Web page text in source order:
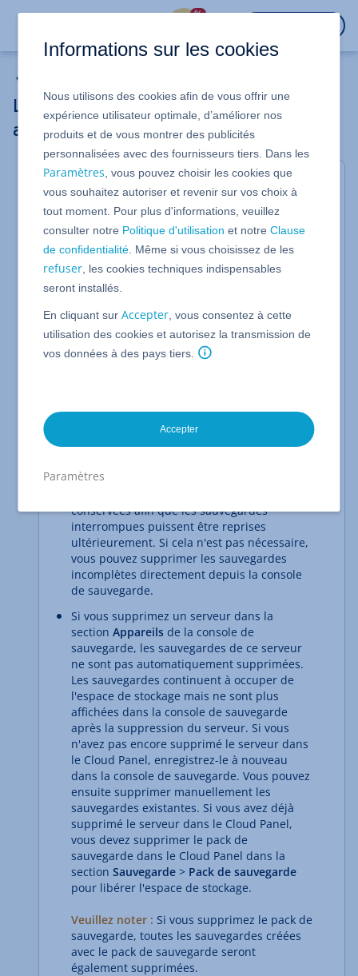
%
L'espace de stockage occupé n'est pas
affiché correctement
Si vous supprimez des sauvegardes et que l'espace
par la suite, cela peut être dû aux causes suivantes
Le calcul de l'espace occupé est différé si
bien que l'espace mémoire ne s'affiche
Si vous supprimez des sauvegardes
individuelles ("Recovery Points") d'une
archive, l'espace concerné ne sera pas
Les sauvegardes incomplètes peuvent
affichées dans la console de sauvegarde.
conservées afin que les sauvegardes
interrompues puissent être reprises
ultérieurement. Si cela n'est pas nécessaire,
vous pouvez supprimer les sauvegardes
incomplètes directement depuis la console
de sauvegarde.
Si vous supprimez un serveur dans la
section Appareils de la console de
sauvegarde, les sauvegardes de ce serveur
ne sont pas automatiquement supprimées.
Les sauvegardes continuent à occuper de
l'espace de stockage mais ne sont plus
affichées dans la console de sauvegarde
après la suppression du serveur. Si vous
n'avez pas encore supprimé le serveur dans
le Cloud Panel, enregistrez-le à nouveau
dans la console de sauvegarde. Vous pouvez
ensuite supprimer manuellement les
sauvegardes existantes. Si vous avez déjà
supprimé le serveur dans le Cloud Panel,
vous devez supprimer le pack de
sauvegarde dans le Cloud Panel dans la
section Sauvegarde > Pack de sauvegarde
pour libérer l'espace de stockage.
Veuillez noter : Si vous supprimez le pack de
sauvegarde, toutes les sauvegardes créées
avec le pack de sauvegarde seront
également supprimées.
Informations sur les cookies
Nous utilisons des cookies afin de vous offrir une
expérience utilisateur optimale, d’améliorer nos
produits et de vous montrer des publicités
personnalisées avec des fournisseurs tiers. Dans les
Paramètres , vous pouvez choisir les cookies que
vous souhaitez autoriser et revenir sur vos choix à
tout moment. Pour plus d'informations, veuillez
consulter notre Politique d'utilisation et notreClause
de confidentialité . Même si vous choisissez de les
refuser , les cookies techniques indispensables
seront installés.
En cliquant surAccepter , vous consentez à cette
utilisation des cookies et autorisez la transmission de
vos données à des pays tiers.
Accepter
Paramètres